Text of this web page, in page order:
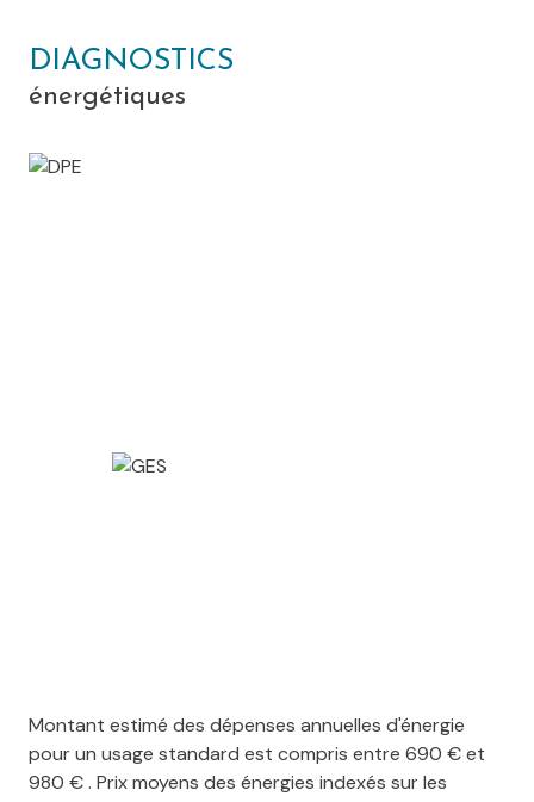
DIAGNOSTICS
énergétiques
Montant estimé des dépenses annuelles d'énergie
pour un usage standard est compris entre 690 € et
980 € . Prix moyens des énergies indexés sur les